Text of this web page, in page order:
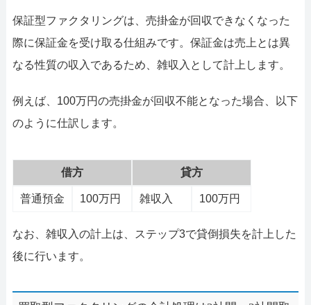
保証型ファクタリングは、売掛金が回収できなくなった
際に保証金を受け取る仕組みです。保証金は売上とは異
なる性質の収入であるため、雑収入として計上します。
例えば、100万円の売掛金が回収不能となった場合、以下
のように仕訳します。
借方 貸方
普通預金 100万円 雑収入 100万円
なお、雑収入の計上は、ステップ3で貸倒損失を計上した
後に行います。